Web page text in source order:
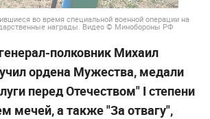
во время специальной военной операции на
награды. Видео © Минобороны РФ
полковник Михаил
ордена Мужества, медали
перед Отечеством" I степени
мечей, а также "За отвагу",